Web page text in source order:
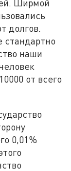
Ширмой
долгов.
стандартно
наши
от всего
0,01%